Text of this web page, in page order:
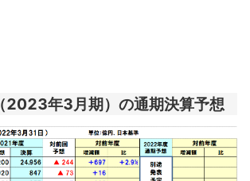
年3月期）の通期決算予想